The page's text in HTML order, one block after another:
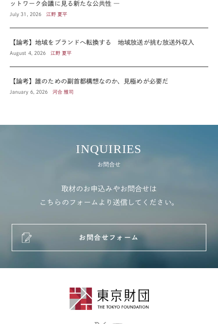
ットワーク会議に見る新たな公共性 ―
July 31, 2026 江野 夏平
【論考】地域をブランドへ転換する 地域放送が挑む放送外収入
August 4, 2026 江野 夏平
【論考】誰のための副首都構想なのか、見極めが必要だ
January 6, 2026 河合 雅司
INQUIRIES
お問合せ
取材のお申込みやお問合せは
こちらのフォームより送信してください。
お問合せフォーム